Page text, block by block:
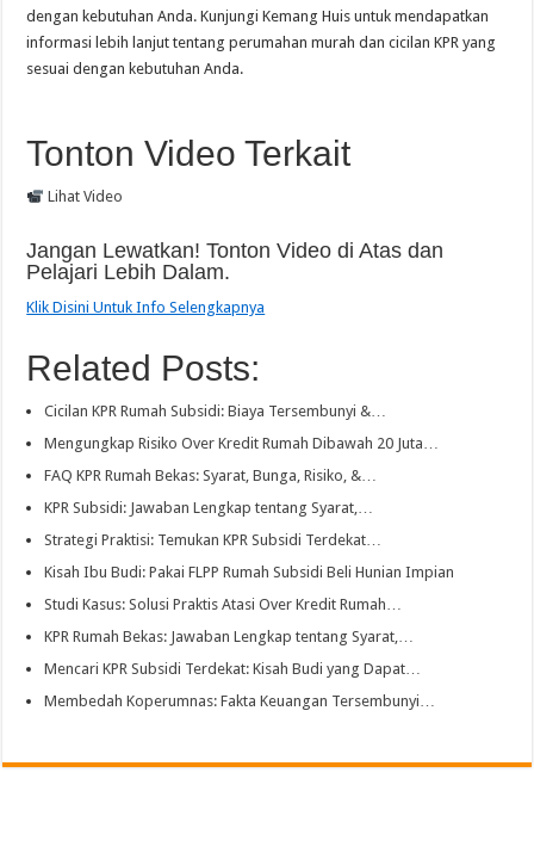
dengan kebutuhan Anda. Kunjungi Kemang Huis untuk mendapatkan
informasi lebih lanjut tentang perumahan murah dan cicilan KPR yang
sesuai dengan kebutuhan Anda.
Tonton Video Terkait
Lihat Video
Jangan Lewatkan! Tonton Video di Atas dan
Pelajari Lebih Dalam.
Klik Disini Untuk Info Selengkapnya
Related Posts:
Cicilan KPR Rumah Subsidi: Biaya Tersembunyi &…
Mengungkap Risiko Over Kredit Rumah Dibawah 20 Juta…
FAQ KPR Rumah Bekas: Syarat, Bunga, Risiko, &…
KPR Subsidi: Jawaban Lengkap tentang Syarat,…
Strategi Praktisi: Temukan KPR Subsidi Terdekat…
Kisah Ibu Budi: Pakai FLPP Rumah Subsidi Beli Hunian Impian
Studi Kasus: Solusi Praktis Atasi Over Kredit Rumah…
KPR Rumah Bekas: Jawaban Lengkap tentang Syarat,…
Mencari KPR Subsidi Terdekat: Kisah Budi yang Dapat…
Membedah Koperumnas: Fakta Keuangan Tersembunyi…